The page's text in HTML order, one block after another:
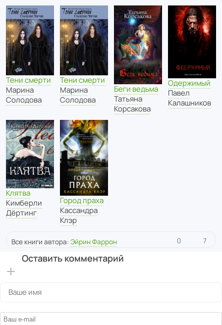
Тени смерти
Марина
Солодова
Тени смерти
Марина
Солодова
Беги ведьма
Татьяна
Корсакова
Одержимый
Павел
Калашников
Клятва
Кимберли
Дёртинг
Город праха
Кассандра
Клэр
Все книги автора: Эйрин Фаррон 0 7
Оставить комментарий